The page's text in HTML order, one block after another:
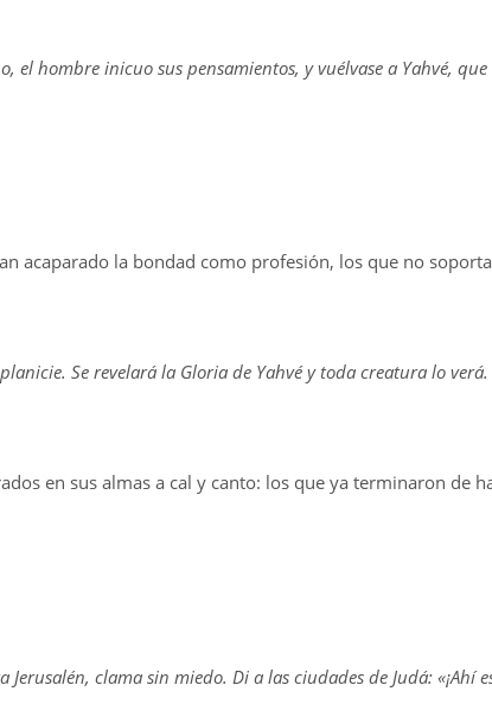
hombre inicuo sus pensamientos, y vuélvase a Yahvé,
acaparado la bondad como profesión, los que no
Se revelará la Gloria de Yahvé y toda creatura lo verá.
en sus almas a cal y canto: los que ya terminaron de
clama sin miedo. Di a las ciudades de Judá: «¡Ahí